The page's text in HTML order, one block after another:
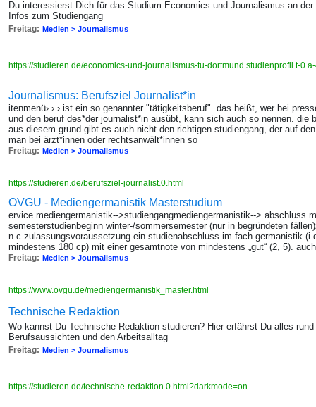
Du interessierst Dich für das Studium Economics und Journalismus an
Infos zum Studiengang
Freitag: Medien > Journalismus
https://studieren.de/economics-und-journalismus-tu-dortmund.studienprofil.t-
Journalismus: Berufsziel Journalist*in
itenmenü› › › ist ein so genannter "tätigkeitsberuf". das heißt, wer bei
und den beruf des*der journalist*in ausübt, kann sich auch so nennen.
aus diesem grund gibt es auch nicht den richtigen studiengang, der auf
man bei ärzt*innen oder rechtsanwält*innen so
Freitag: Medien > Journalismus
https://studieren.de/berufsziel-journalist.0.html
OVGU - Mediengermanistik Masterstudium
ervice mediengermanistik-->studiengangmediengermanistik--> abschluss
semesterstudienbeginn winter-/sommersemester (nur in begründeten
n.c.zulassungsvoraussetzung ein studienabschluss im fach germanistik
mindestens 180 cp) mit einer gesamtnote von mindestens „gut“ (2, 5).
Freitag: Medien > Journalismus
https://www.ovgu.de/mediengermanistik_master.html
Technische Redaktion
Wo kannst Du Technische Redaktion studieren? Hier erfährst Du alles
Berufsaussichten und den Arbeitsalltag
Freitag: Medien > Journalismus
https://studieren.de/technische-redaktion.0.html?darkmode=on